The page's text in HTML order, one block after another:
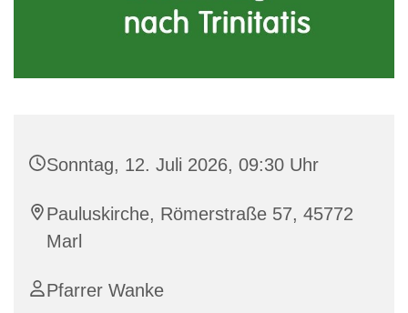
Sonntag, 12. Juli 2026, 09:30 Uhr
Pauluskirche, Römerstraße 57, 45772
Marl
Pfarrer Wanke